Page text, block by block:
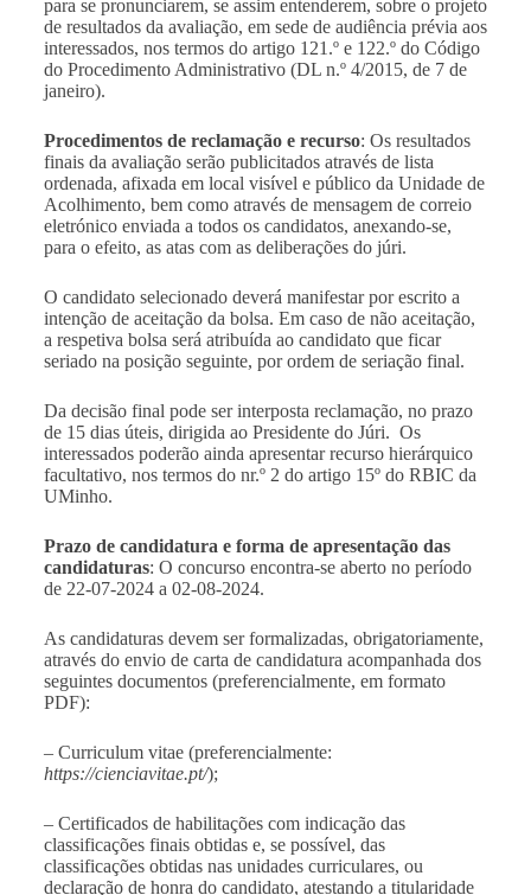
para se pronunciarem, se assim entenderem, sobre o projeto
de resultados da avaliação, em sede de audiência prévia aos
interessados, nos termos do artigo 121.º e 122.º do Código
do Procedimento Administrativo (DL n.º 4/2015, de 7 de
janeiro).
Procedimentos de reclamação e recurso: Os resultados
finais da avaliação serão publicitados através de lista
ordenada, afixada em local visível e público da Unidade de
Acolhimento, bem como através de mensagem de correio
eletrónico enviada a todos os candidatos, anexando-se,
para o efeito, as atas com as deliberações do júri.
O candidato selecionado deverá manifestar por escrito a
intenção de aceitação da bolsa. Em caso de não aceitação,
a respetiva bolsa será atribuída ao candidato que ficar
seriado na posição seguinte, por ordem de seriação final.
Da decisão final pode ser interposta reclamação, no prazo
de 15 dias úteis, dirigida ao Presidente do Júri. Os
interessados poderão ainda apresentar recurso hierárquico
facultativo, nos termos do nr.º 2 do artigo 15º do RBIC da
UMinho.
Prazo de candidatura e forma de apresentação das
candidaturas: O concurso encontra-se aberto no período
de 22-07-2024 a 02-08-2024.
As candidaturas devem ser formalizadas, obrigatoriamente,
através do envio de carta de candidatura acompanhada dos
seguintes documentos (preferencialmente, em formato
PDF):
– Curriculum vitae (preferencialmente:
https://cienciavitae.pt/);
– Certificados de habilitações com indicação das
classificações finais obtidas e, se possível, das
classificações obtidas nas unidades curriculares, ou
declaração de honra do candidato, atestando a titularidade